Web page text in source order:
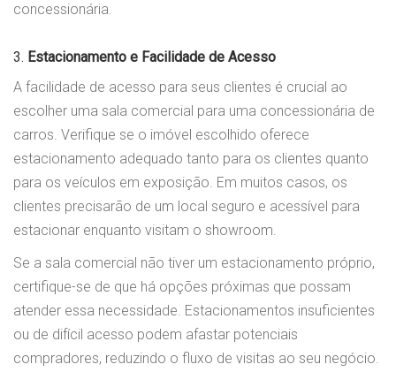
concessionária.
3. Estacionamento e Facilidade de Acesso
A facilidade de acesso para seus clientes é crucial ao
escolher uma sala comercial para uma concessionária de
carros. Verifique se o imóvel escolhido oferece
estacionamento adequado tanto para os clientes quanto
para os veículos em exposição. Em muitos casos, os
clientes precisarão de um local seguro e acessível para
estacionar enquanto visitam o showroom.
Se a sala comercial não tiver um estacionamento próprio,
certifique-se de que há opções próximas que possam
atender essa necessidade. Estacionamentos insuficientes
ou de difícil acesso podem afastar potenciais
compradores, reduzindo o fluxo de visitas ao seu negócio.